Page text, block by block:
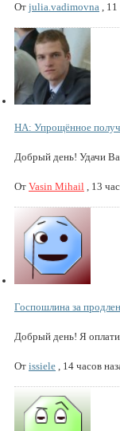
От julia.vadimovna , 11
НА: Упрощённое
Добрый день! Удачи
От Vasin Mihail , 13
Госпошлина за
Добрый день! Я
От issiele , 14 часов